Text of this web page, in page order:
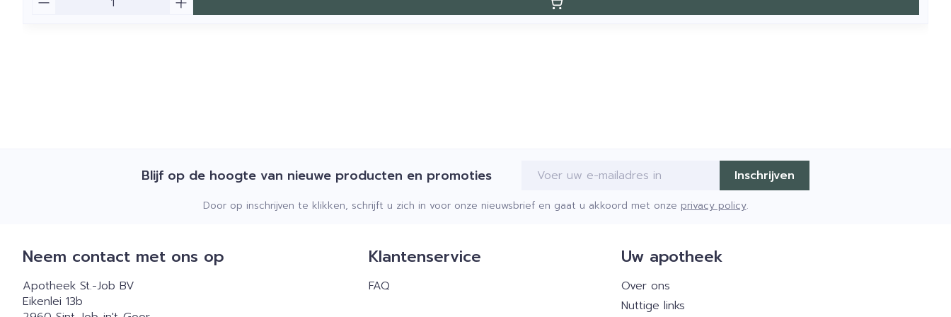
Blijf op de hoogte van nieuwe producten en promoties Inschrijven
Door op inschrijven te klikken, schrijft u zich in voor onze nieuwsbrief en gaat u akkoord met onze privacy policy.
Neem contact met ons op
Apotheek St.-Job BV
Eikenlei 13b
Klantenservice
FAQ
Uw apotheek
Over ons
Nuttige links